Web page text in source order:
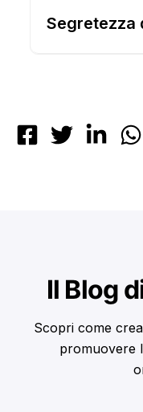
Segretezza
Il Blog
Scopri come
promuovere